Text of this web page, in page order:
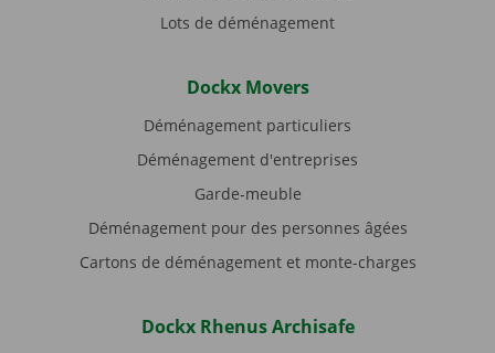
Lots de déménagement
Dockx Movers
Déménagement particuliers
Déménagement d'entreprises
Garde-meuble
Déménagement pour des personnes âgées
Cartons de déménagement et monte-charges
Dockx Rhenus Archisafe